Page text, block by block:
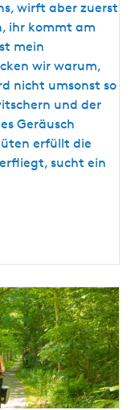
wirft aber zuerst
ihr kommt am
mein
wir warum,
nicht umsonst so
und der
Geräusch
erfüllt die
sucht ein